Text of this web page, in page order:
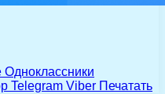
Одноклассники
Telegram Viber Печатать